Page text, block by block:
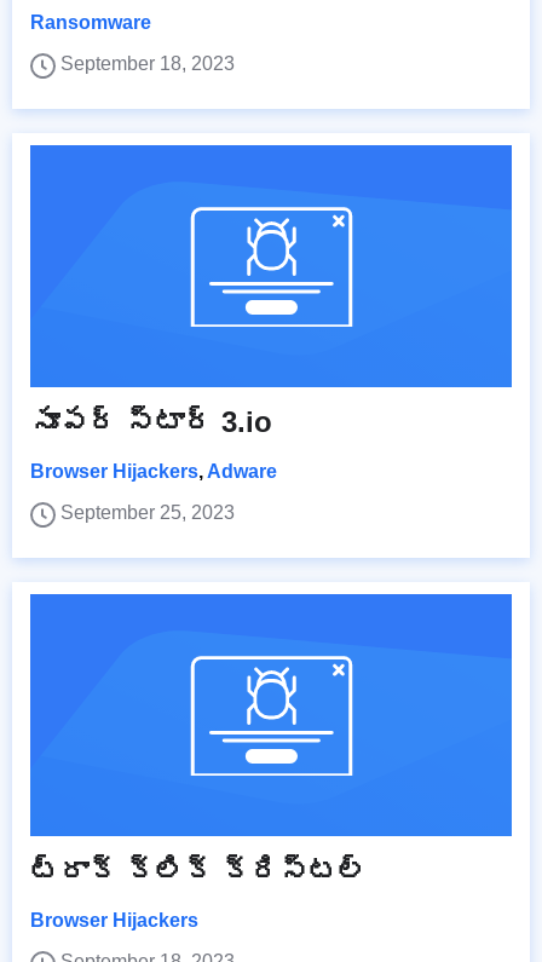
Ransomware
September 18, 2023
సూపర్ స్టార్ 3.io
Browser Hijackers, Adware
September 25, 2023
ట్రాక్ క్లిక్ క్రిస్టల్
Browser Hijackers